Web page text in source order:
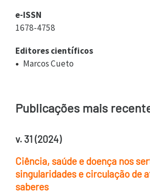
e-ISSN
1678-4758
Editores científicos
Marcos Cueto
Publicações mais
v. 31 (2024)
Ciência, saúde e doença nos
singularidades e circulação de
saberes